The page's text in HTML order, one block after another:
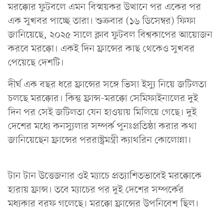
মরক্কোর ফুটবলে এমন বিস্ময়কর উত্থানে পর একের পর
এক সুখবর পাচ্ছে তারা। শুক্রবার (১৬ ডিসেম্বর) ফিফা
জানিয়েছে, ২০২৫ সালে ক্লাব ফুটবল বিশ্বকাপের আয়োজন
করবে মরক্কো। একই দিন ফ্রান্সের কাছ থেকেও সুখবর
পেয়েছে দেশটি।
দীর্ঘ এক বছর ধরে ফ্রান্সের সঙ্গে ভিসা ইস্যু নিয়ে জটিলতা
চলছে মরক্কোর। কিন্তু ফ্রান্স-মরক্কো সেমিফাইনালের দুই
দিন পর সেই জটিলতা যেন হাওয়ায় মিলিয়ে গেছে। দুই
দেশের মধ্যে কনস্যুলার সম্পর্ক পুনঃপ্রতিষ্ঠা করার কথা
জানিয়েছেন ফ্রান্সের পররাষ্ট্রমন্ত্রী ক্যাথরিন কোলোন্না।
টান টান উত্তেজনার ওই ম্যাচে প্রত্যাশিতভাবেই মরক্কোকে
হারায় ফ্রান্স। তবে ম্যাচের পর দুই দেশের সম্পর্কের
মধ্যকার বরফ গলেছে। মরক্কো ফ্রান্সের উপনিবেশ ছিল।